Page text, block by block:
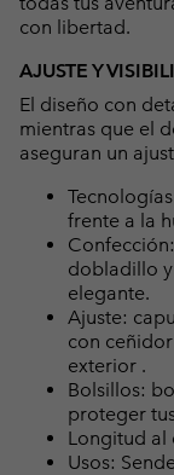
con libertad.
AJUSTE Y
El diseño con
mientras que el
aseguran un
frente a la
dobladillo
elegante.
Ajuste:
con
exterior .
Bolsillos:
proteger
Longitud al
Usos: